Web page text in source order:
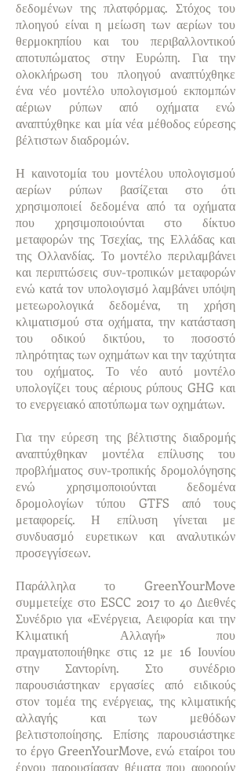
δεδομένων της πλατφόρμας. Στόχος του
πλοηγού είναι η μείωση των αερίων του
θερμοκηπίου και του περιβαλλοντικού
αποτυπώματος στην Ευρώπη. Για την
ολοκλήρωση του πλοηγού αναπτύχθηκε
ένα νέο μοντέλο υπολογισμού εκπομπών
αέριων ρύπων από οχήματα ενώ
αναπτύχθηκε και μία νέα μέθοδος εύρεσης
βέλτιστων διαδρομών.
Η καινοτομία του μοντέλου υπολογισμού
αερίων ρύπων βασίζεται στο ότι
χρησιμοποιεί δεδομένα από τα οχήματα
που χρησιμοποιούνται στο δίκτυο
μεταφορών της Τσεχίας, της Ελλάδας και
της Ολλανδίας. Το μοντέλο περιλαμβάνει
και περιπτώσεις συν-τροπικών μεταφορών
ενώ κατά τον υπολογισμό λαμβάνει υπόψη
μετεωρολογικά δεδομένα, τη χρήση
κλιματισμού στα οχήματα, την κατάσταση
του οδικού δικτύου, το ποσοστό
πληρότητας των οχημάτων και την ταχύτητα
του οχήματος. Το νέο αυτό μοντέλο
υπολογίζει τους αέριους ρύπους GHG και
το ενεργειακό αποτύπωμα των οχημάτων.
Για την εύρεση της βέλτιστης διαδρομής
αναπτύχθηκαν μοντέλα επίλυσης του
προβλήματος συν-τροπικής δρομολόγησης
ενώ χρησιμοποιούνται δεδομένα
δρομολογίων τύπου GTFS από τους
μεταφορείς. Η επίλυση γίνεται με
συνδυασμό ευρετικων και αναλυτικών
προσεγγίσεων.
Παράλληλα το GreenYourMove
συμμετείχε στο ESCC 2017 το 4ο Διεθνές
Συνέδριο για «Ενέργεια, Αειφορία και την
Κλιματική Αλλαγή» που
πραγματοποιήθηκε στις 12 με 16 Ιουνίου
στην Σαντορίνη. Στο συνέδριο
παρουσιάστηκαν εργασίες από ειδικούς
στον τομέα της ενέργειας, της κλιματικής
αλλαγής και των μεθόδων
βελτιστοποίησης. Επίσης παρουσιάστηκε
το έργο GreenYourMove, ενώ εταίροι του
έργου παρουσίασαν θέματα που αφορούν